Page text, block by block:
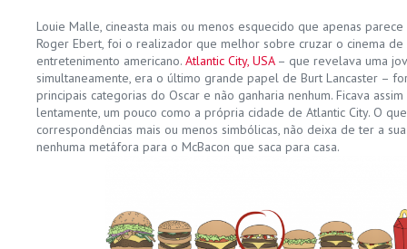
Louie Malle, cineasta mais ou menos esquecido que apenas
Roger Ebert, foi o realizador que melhor sobre cruzar o cinema
entretenimento americano. Atlantic City, USA– que revelava uma
simultaneamente, era o último grande papel de Burt Lancaster –
principais categorias do Oscar e não ganharia nenhum. Ficava
lentamente, um pouco como a própria cidade de Atlantic City. O
correspondências mais ou menos simbólicas, não deixa de ter a
nenhuma metáfora para o McBacon que saca para casa.